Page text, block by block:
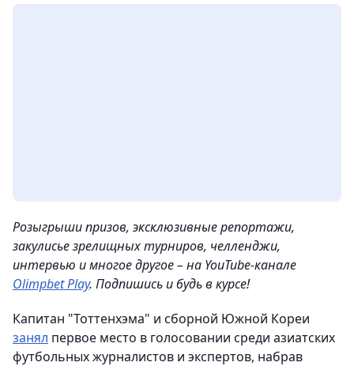
Розыгрыши призов, эксклюзивные репортажи,
закулисье зрелищных турниров, челленджи,
интервью и многое другое – на YouTube-канале
Olimpbet Play. Подпишись и будь в курсе!
Капитан "Тоттенхэма" и сборной Южной Кореи
занял первое место в голосовании среди азиатских
футбольных журналистов и экспертов, набрав